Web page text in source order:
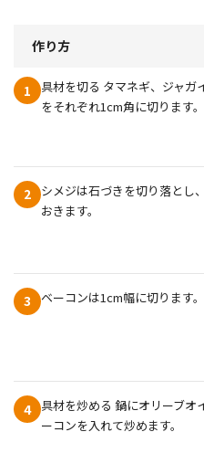
作り方
1
具材を切る タマネギ、ジャガ
をそれぞれ1cm角に切ります。
2
シメジは石づきを切り落とし
おきます。
3 ベーコンは1cm幅に切ります。
4
具材を炒める 鍋にオリーブオ
ーコンを入れて炒めます。